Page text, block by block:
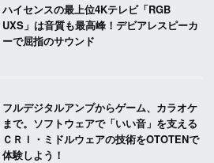
ハイセンスの最上位4Kテレビ「RGB
UXS」は音質も最高峰！デビアレスピーカ
ーで屈指のサウンド
フルデジタルアンプからゲーム、カラオケ
まで。ソフトウェアで「いい音」を支える
ＣＲＩ・ミドルウェアの技術をOTOTENで
体験しよう！